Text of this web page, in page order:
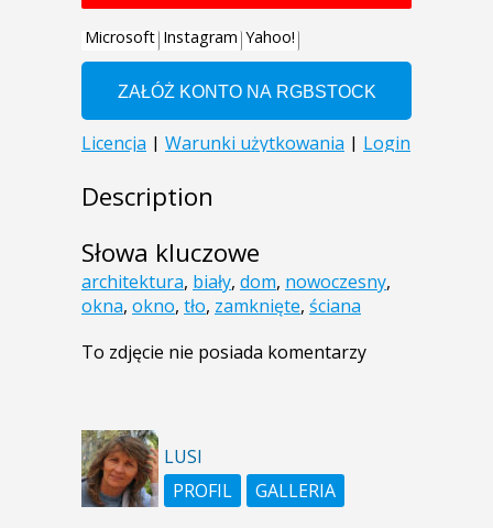
Description
Słowa kluczowe
architektura, biały, dom, nowoczesny,
okna, okno, tło, zamknięte, ściana
To zdjęcie nie posiada komentarzy
LUSI
PROFIL
GALLERIA